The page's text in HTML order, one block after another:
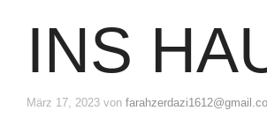
INS
März 17, 2023 von